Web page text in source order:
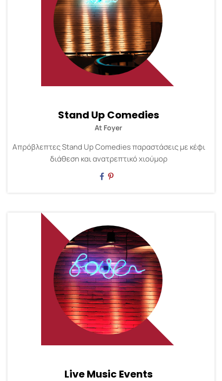
Stand Up Comedies
At Foyer
Απρόβλεπτες Stand Up Comedies παραστάσεις με κέφι
διάθεση και ανατρεπτικό χιούμορ
Live Music Events